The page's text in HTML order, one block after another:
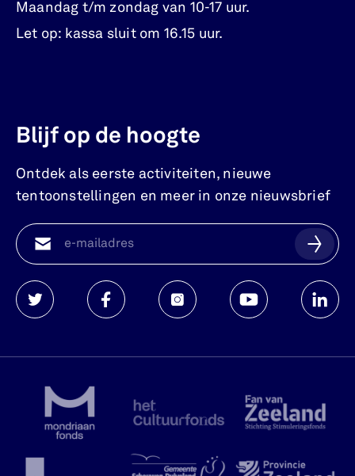
Maandag t/m zondag van 10-17 uur.
Let op: kassa sluit om 16.15 uur.
Blijf op de hoogte
Ontdek als eerste activiteiten, nieuwe
tentoonstellingen en meer in onze nieuwsbrief